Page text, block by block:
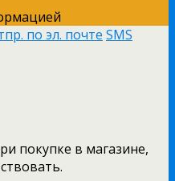
по эл. почте SMS
покупке в магазине,